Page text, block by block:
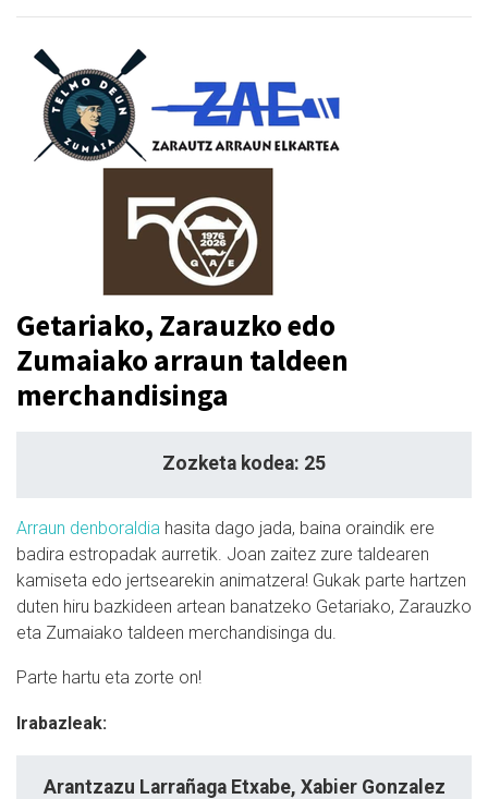
Getariako, Zarauzko edo
Zumaiako arraun taldeen
merchandisinga
Zozketa kodea: 25
Arraun denboraldia hasita dago jada, baina oraindik ere
badira estropadak aurretik. Joan zaitez zure taldearen
kamiseta edo jertsearekin animatzera! Gukak parte hartzen
duten hiru bazkideen artean banatzeko Getariako, Zarauzko
eta Zumaiako taldeen merchandisinga du.
Parte hartu eta zorte on!
Irabazleak:
Arantzazu Larrañaga Etxabe, Xabier Gonzalez